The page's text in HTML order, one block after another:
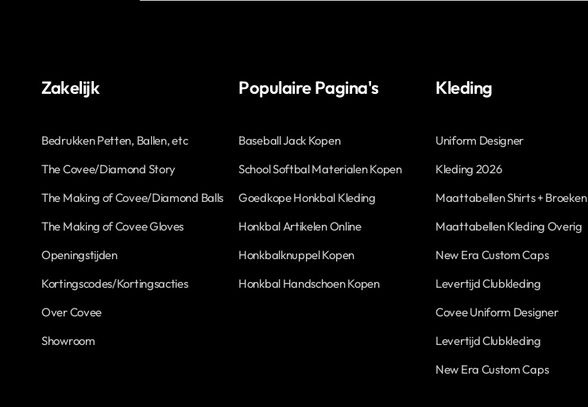
Zakelijk
Bedrukken Petten, Ballen, etc
The Covee/Diamond Story
The Making of Covee/Diamond Balls
The Making of Covee Gloves
Openingstijden
Kortingscodes/Kortingsacties
Over Covee
Showroom
Populaire Pagina's
Baseball Jack Kopen
School Softbal Materialen Kopen
Goedkope Honkbal Kleding
Honkbal Artikelen Online
Honkbalknuppel Kopen
Honkbal Handschoen Kopen
Kleding
Uniform Designer
Kleding 2026
Maattabellen Shirts + Broeken
Maattabellen Kleding Overig
New Era Custom Caps
Levertijd Clubkleding
Covee Uniform Designer
Levertijd Clubkleding
New Era Custom Caps